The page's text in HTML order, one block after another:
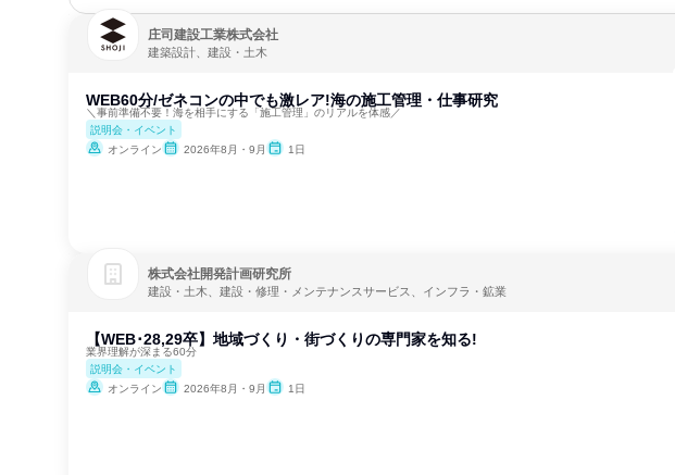
庄司建設工業株式会社
建築設計、建設・土木
WEB60分/ゼネコンの中でも激レア!海の施工管理・仕事研究
＼事前準備不要！海を相手にする「施工管理」のリアルを体感／
説明会・イベント
オンライン
2026年8月・9月 1日
株式会社開発計画研究所
建設・土木、建設・修理・メンテナンスサービス、インフラ・鉱業
【WEB･28,29卒】地域づくり・街づくりの専門家を知る!
業界理解が深まる60分
説明会・イベント
オンライン
2026年8月・9月 1日